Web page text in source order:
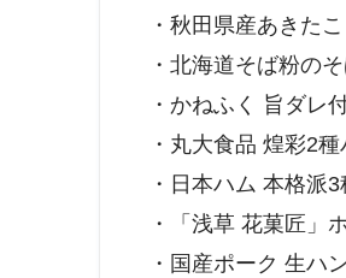
・秋田県産あきた
・北海道そば粉の
・かねふく 旨ダレ
・丸大食品 煌彩2
・日本ハム 本格派3
・「浅草 花菓匠」
・国産ポーク 生ハ